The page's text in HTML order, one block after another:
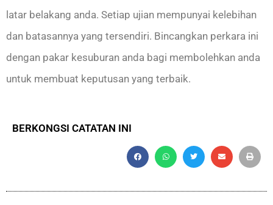
latar belakang anda. Setiap ujian mempunyai kelebihan
dan batasannya yang tersendiri. Bincangkan perkara ini
dengan pakar kesuburan anda bagi membolehkan anda
untuk membuat keputusan yang terbaik.
BERKONGSI CATATAN INI